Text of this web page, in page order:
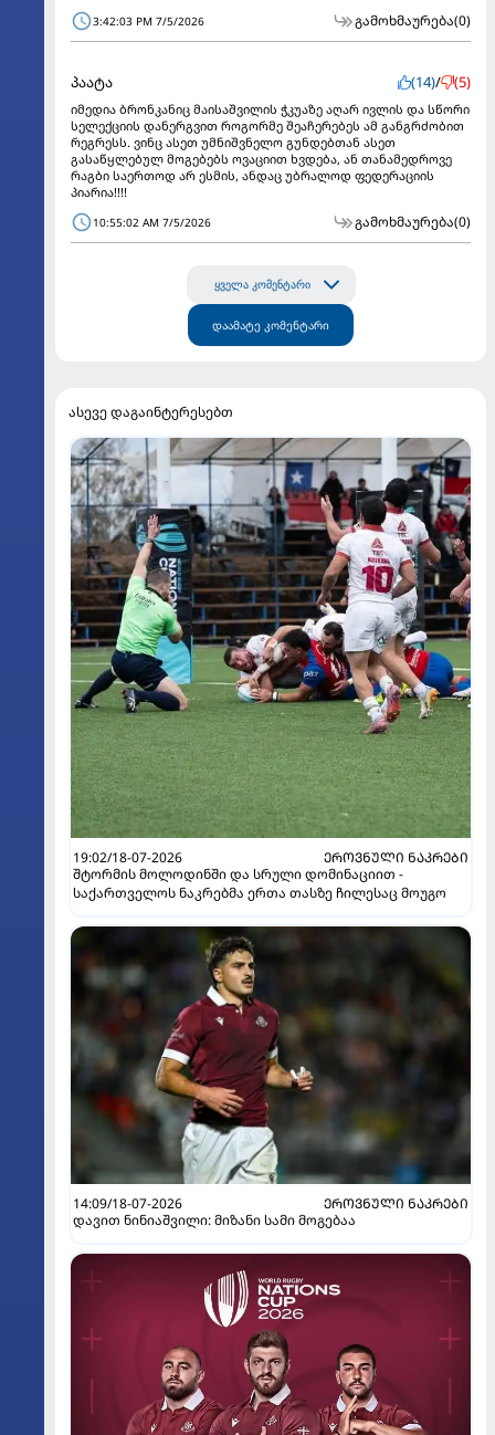
3:42:03 PM 7/5/2026 გამოხმაურება(0)
პაატა (14)/ (5)
იმედია ბრონკანიც მაისაშვილის ჭკუაზე აღარ ივლის და სწორი
სელექციის დანერგვით როგორმე შეაჩერებეს ამ განგრძობით
რეგრესს. ვინც ასეთ უმნიშვნელო გუნდებთან ასეთ
გასაწყლებულ მოგებებს ოვაციით ხვდება, ან თანამედროვე
რაგბი საერთოდ არ ესმის, ანდაც უბრალოდ ფედერაციის
პიარია!!!!
10:55:02 AM 7/5/2026 გამოხმაურება(0)
ყველა კომენტარი
დაამატე კომენტარი
ასევე დაგაინტერესებთ
19:02/18-07-2026
ᲔᲠᲝᲕᲜᲣᲚᲘ ᲜᲐᲙᲠᲔᲑᲘ
შტორმის მოლოდინში და სრული დომინაციით -
საქართველოს ნაკრებმა ერთა თასზე ჩილესაც მოუგო
14:09/18-07-2026
ᲔᲠᲝᲕᲜᲣᲚᲘ ᲜᲐᲙᲠᲔᲑᲘ
დავით ნინიაშვილი: მიზანი სამი მოგებაა